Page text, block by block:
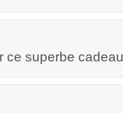
ce superbe